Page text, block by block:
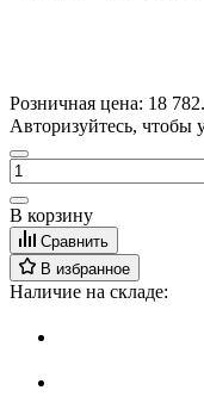
Розничная цена: 18
Авторизуйтесь, чтобы
В корзину
Сравнить
В избранное
Наличие на складе: